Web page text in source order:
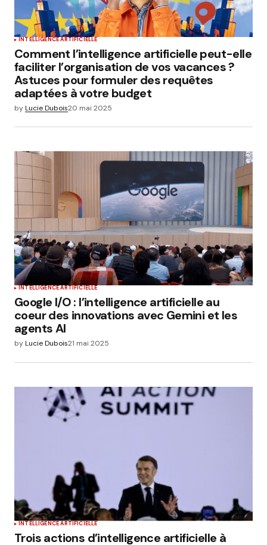
INTELLIGENCE ARTIFICIELLE
Comment l’intelligence artificielle peut-elle
faciliter l’organisation de vos vacances ?
Astuces pour formuler des requêtes
adaptées à votre budget
byLucie Dubois20 mai 2025
INTELLIGENCE ARTIFICIELLE
Google I/O : l’intelligence artificielle au
coeur des innovations avec Gemini et les
agents AI
byLucie Dubois21 mai 2025
INTELLIGENCE ARTIFICIELLE
Trois actions d’intelligence artificielle à